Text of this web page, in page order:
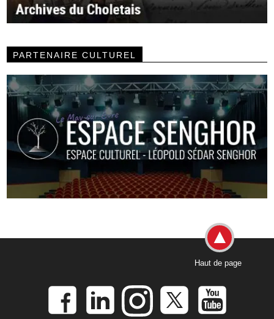
PARTENAIRE CULTUREL
Haut de page